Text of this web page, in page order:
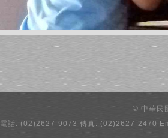
© 中華民
電話: (02)2627-9073 傳真: (02)2627-2470